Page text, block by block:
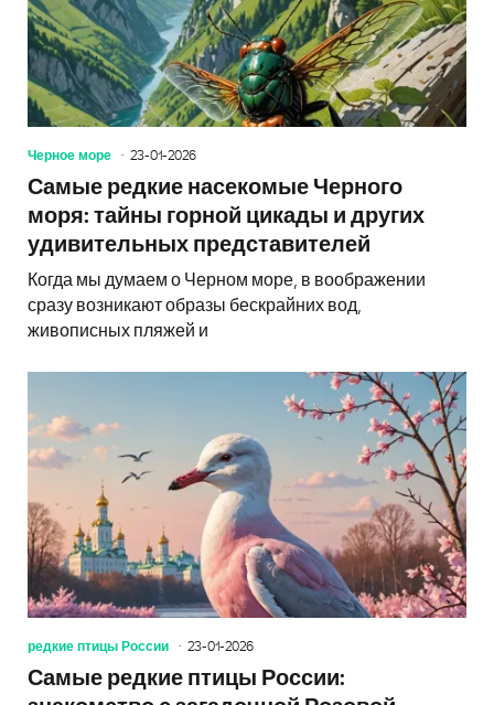
Черное море 23-01-2026
Самые редкие насекомые Черного
моря: тайны горной цикады и других
удивительных представителей
Когда мы думаем о Черном море, в воображении
сразу возникают образы бескрайних вод,
живописных пляжей и
редкие птицы России 23-01-2026
Самые редкие птицы России: